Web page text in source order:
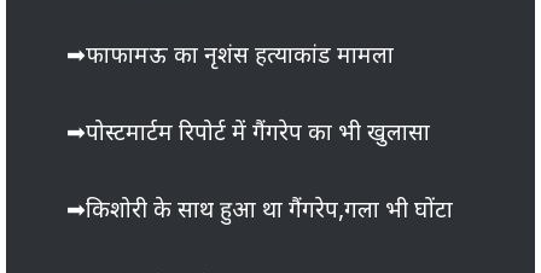
➡फाफामऊ का नृशंस हत्याकांड मामला
➡पोस्टमार्टम रिपोर्ट में गैंगरेप का भी खुलासा
➡किशोरी के साथ हुआ था गैंगरेप,गला भी घोंटा